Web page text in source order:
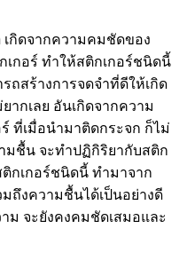
เกิดจากความคมชัดของ
กอร์ ทำให้สติกเกอร์ชนิดนี้
ถสร้างการจดจำที่ดีให้เกิด
ากเลย อันเกิดจากความ
ที่เมื่อนำมาติดกระจก ก็ไม่
มชื้น จะทำปฏิกิริยากับสติก
ติกเกอร์ชนิดนี้ ทำมาจาก
ถึงความชื้นได้เป็นอย่างดี
ม จะยังคงคมชัดเสมอและ